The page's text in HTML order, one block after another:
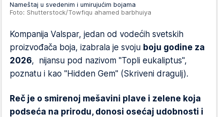
Nameštaj u svedenim i umirujućim bojama
Foto: Shutterstock/Towfiqu ahamed barbhuiya
Kompanija Valspar, jedan od vodećih svetskih
proizvođača boja, izabrala je svoju boju godine za
2026, nijansu pod nazivom "Topli eukaliptus",
poznatu i kao "Hidden Gem" (Skriveni dragulj).
Reč je o smirenoj mešavini plave i zelene koja
podseća na prirodu, donosi osećaj udobnosti i